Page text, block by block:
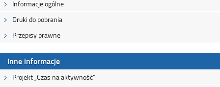
Informacje ogólne
Druki do pobrania
Przepisy prawne
Inne informacje
Projekt „Czas na aktywność”